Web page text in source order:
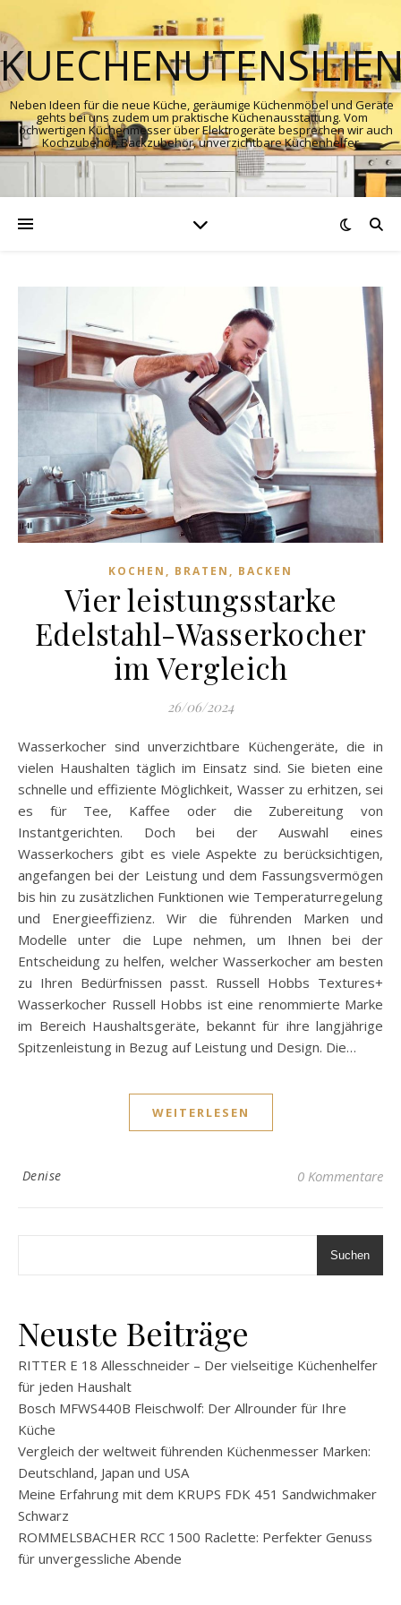
Neben Ideen für die neue Küche, geräumige Küchenmöbel und Geräte
gehts bei uns zudem um praktische Küchenausstattung. Vom
hochwertigen Küchenmesser über Elektrogeräte besprechen wir auch
Kochzubehör, Backzubehör, unverzichtbare Küchenhelfer.
KOCHEN, BRATEN, BACKEN
Vier leistungsstarke
Edelstahl-Wasserkocher
im Vergleich
26/06/2024
Wasserkocher sind unverzichtbare Küchengeräte, die in
vielen Haushalten täglich im Einsatz sind. Sie bieten eine
schnelle und effiziente Möglichkeit, Wasser zu erhitzen, sei
es für Tee, Kaffee oder die Zubereitung von
Instantgerichten. Doch bei der Auswahl eines
Wasserkochers gibt es viele Aspekte zu berücksichtigen,
angefangen bei der Leistung und dem Fassungsvermögen
bis hin zu zusätzlichen Funktionen wie Temperaturregelung
und Energieeffizienz. Wir die führenden Marken und
Modelle unter die Lupe nehmen, um Ihnen bei der
Entscheidung zu helfen, welcher Wasserkocher am besten
zu Ihren Bedürfnissen passt. Russell Hobbs Textures+
Wasserkocher Russell Hobbs ist eine renommierte Marke
im Bereich Haushaltsgeräte, bekannt für ihre langjährige
Spitzenleistung in Bezug auf Leistung und Design. Die…
WEITERLESEN
Denise 0 Kommentare
Suchen
Neuste Beiträge
RITTER E 18 Allesschneider – Der vielseitige Küchenhelfer
für jeden Haushalt
Bosch MFWS440B Fleischwolf: Der Allrounder für Ihre
Küche
Vergleich der weltweit führenden Küchenmesser Marken:
Deutschland, Japan und USA
Meine Erfahrung mit dem KRUPS FDK 451 Sandwichmaker
Schwarz
ROMMELSBACHER RCC 1500 Raclette: Perfekter Genuss
für unvergessliche Abende